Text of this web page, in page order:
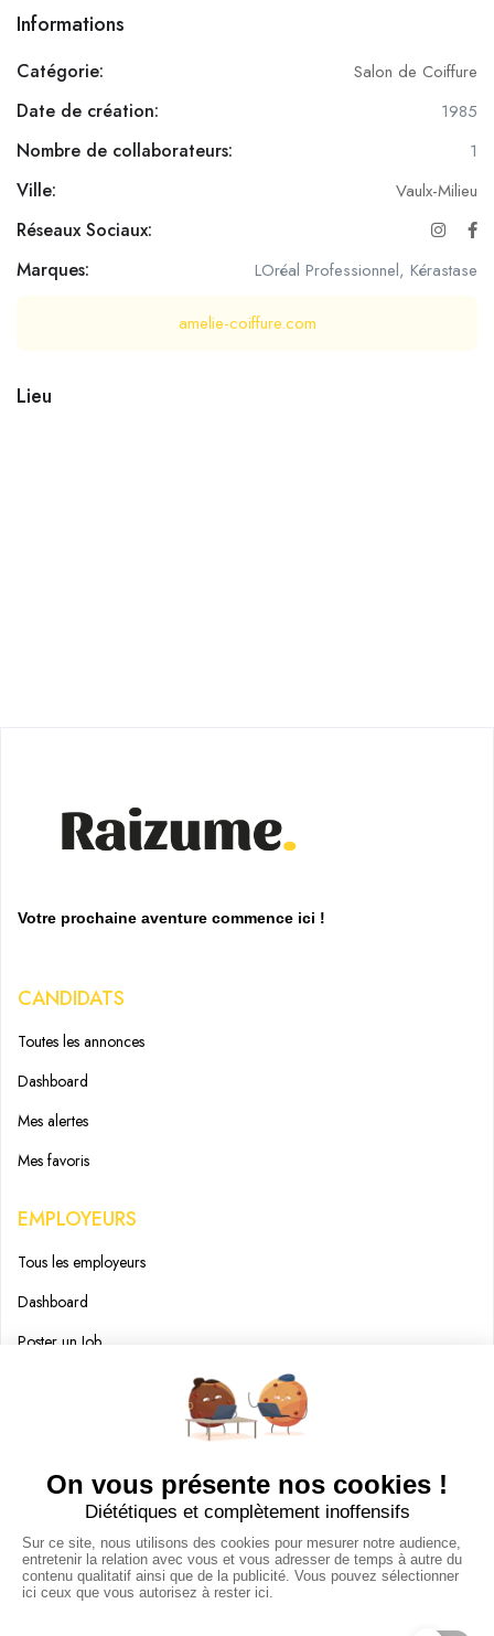
Informations
Catégorie: Salon de Coiffure
Date de création: 1985
Nombre de collaborateurs: 1
Ville: Vaulx-Milieu
Réseaux Sociaux:
Marques:
LOréal Professionnel, Kérastase
amelie-coiffure.com
Lieu
Votre prochaine aventure commence ici !
CANDIDATS
Toutes les annonces
Dashboard
Mes alertes
Mes favoris
EMPLOYEURS
Tous les employeurs
Dashboard
Poster un Job
Ajouter mon salon
CGU
Conditions Générales de Vente